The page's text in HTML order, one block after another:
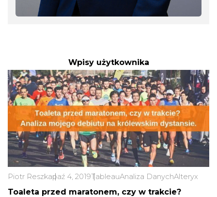
Wpisy użytkownika
Piotr Reszkapaź 4, 2019TableauAnaliza DanychAlteryx
Toaleta przed maratonem, czy w trakcie?